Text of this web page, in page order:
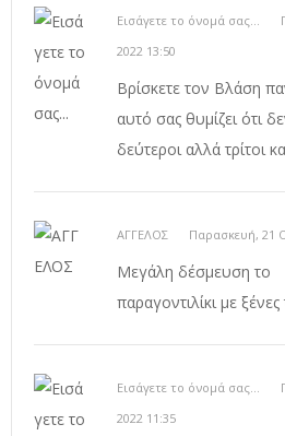
Εισάγετε το όνομά σας...
2022 13:50
Βρίσκετε τον Βλάση
αυτό σας θυμίζει ότι
δεύτεροι αλλά τρίτοι
ΑΓΓΕΛΟΣ
Παρασκευή, 21
Μεγάλη δέσμευση το
παραγοντιλίκι με
Εισάγετε το όνομά σας...
2022 11:35